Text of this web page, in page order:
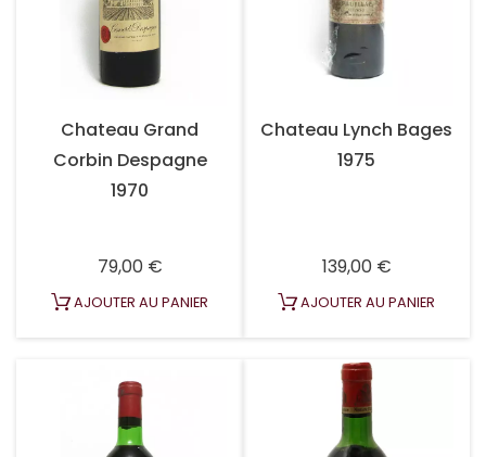
Chateau Grand
Corbin Despagne
1970
79,00 €Prix
AJOUTER AU PANIER
Chateau Lynch Bages
1975
139,00 €Prix
AJOUTER AU PANIER